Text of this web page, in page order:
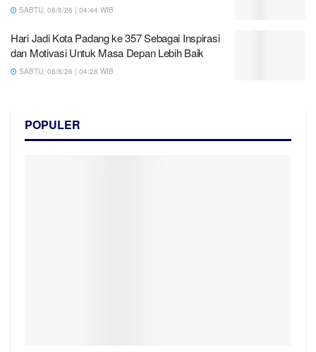
SABTU, 08/8/26 | 04:44 WIB
Hari Jadi Kota Padang ke 357 Sebagai Inspirasi
dan Motivasi Untuk Masa Depan Lebih Baik
SABTU, 08/8/26 | 04:28 WIB
POPULER